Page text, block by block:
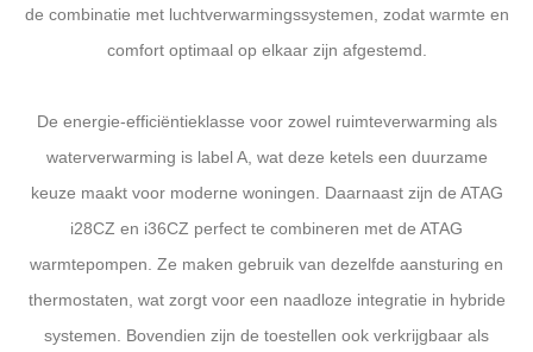
de combinatie met luchtverwarmingssystemen, zodat warmte en
comfort optimaal op elkaar zijn afgestemd.
De energie-efficiëntieklasse voor zowel ruimteverwarming als
waterverwarming is label A, wat deze ketels een duurzame
keuze maakt voor moderne woningen. Daarnaast zijn de ATAG
i28CZ en i36CZ perfect te combineren met de ATAG
warmtepompen. Ze maken gebruik van dezelfde aansturing en
thermostaten, wat zorgt voor een naadloze integratie in hybride
systemen. Bovendien zijn de toestellen ook verkrijgbaar als